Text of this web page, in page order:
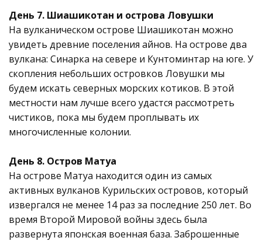
День 7. Шиашикотан и острова Ловушки
На вулканическом острове Шиашикотан можно
увидеть древние поселения айнов. На острове два
вулкана: Синарка на севере и Кунтоминтар на юге. У
скопления небольших островков Ловушки мы
будем искать северных морских котиков. В этой
местности нам лучше всего удастся рассмотреть
чистиков, пока мы будем проплывать их
многочисленные колонии.
День 8. Остров Матуа
На острове Матуа находится один из самых
активных вулканов Курильских островов, который
извергался не менее 14 раз за последние 250 лет. Во
время Второй Мировой войны здесь была
развернута японская военная база. Заброшенные